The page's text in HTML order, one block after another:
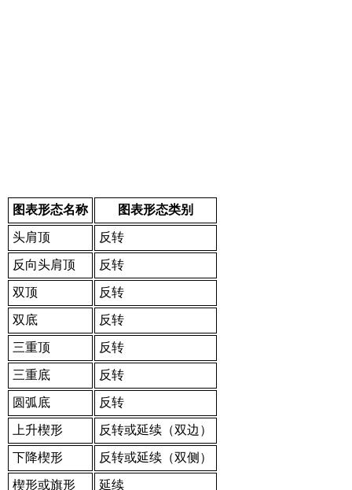
图表形态名称 图表形态类别
头肩顶 反转
反向头肩顶 反转
双顶 反转
双底 反转
三重顶 反转
三重底 反转
圆弧底 反转
上升楔形 反转或延续（双边）
下降楔形 反转或延续（双侧）
楔形或旗形 延续